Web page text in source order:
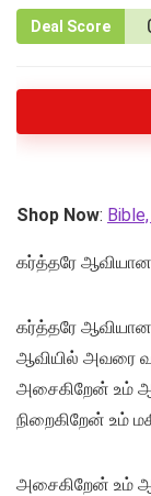
Deal Score
Shop Now:
கர்த்தரே
கர்த்தரே
ஆவியில் அவரை
அசைகிறேன் உம்
நிறைகிறேன் உம்
அசைகிறேன் உம்